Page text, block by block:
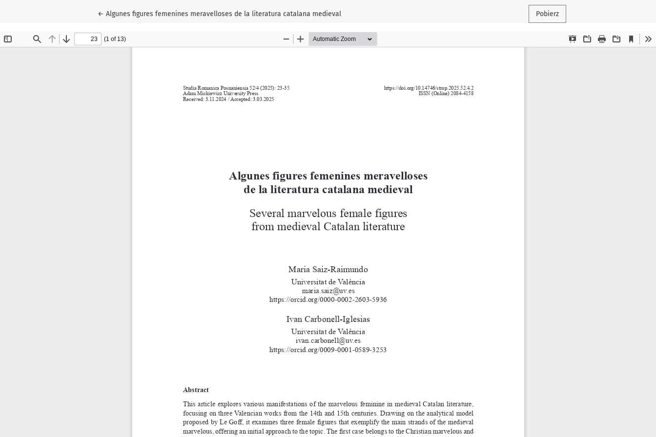
← Wróć do szczegółów artykułu
Algunes figures femenines meravelloses de la literatura catalana medieval Pobierz